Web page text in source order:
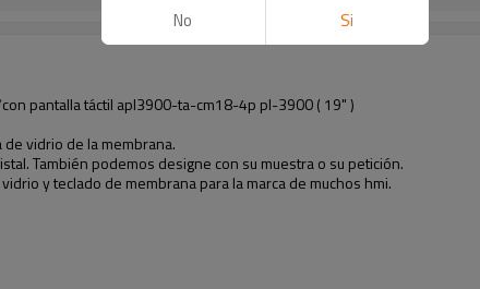
pantalla táctil apl3900-ta-cm18-4p pl-3900 ( 19" )
vidrio de la membrana.
También podemos designe con su muestra o su petición.
y teclado de membrana para la marca de muchos hmi.
No Si